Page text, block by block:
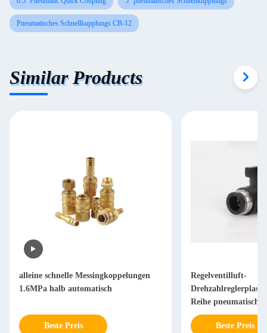
Pneumatisches Schnellkupplungs CB-12
Similar Products
alleine schnelle Messingkoppelungen
1.6MPa halb automatisch
Beste Preis
Regelventilluft-
Reihe pneumatische
Beste Preis